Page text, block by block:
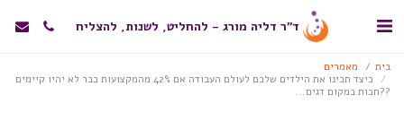
ד"ר דליה מורג - להחליט, לשנות, להצליח
בית
מאמרים
כיצד תכינו את הילדים שלכם לעולם העבודה אם 42% מהמקצועות כבר לא יהיו קיימים
??חכות במקום דגים...